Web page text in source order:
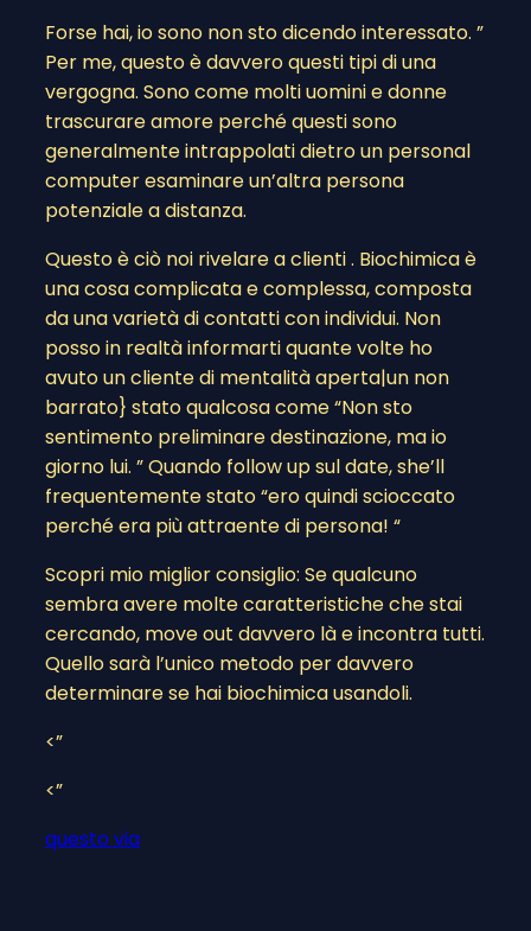
Forse hai, io sono non sto dicendo interessato. ”
Per me, questo è davvero questi tipi di una
vergogna. Sono come molti uomini e donne
trascurare amore perché questi sono
generalmente intrappolati dietro un personal
computer esaminare un’altra persona
potenziale a distanza.
Questo è ciò noi rivelare a clienti . Biochimica è
una cosa complicata e complessa, composta
da una varietà di contatti con individui. Non
posso in realtà informarti quante volte ho
avuto un cliente di mentalità aperta|un non
barrato} stato qualcosa come “Non sto
sentimento preliminare destinazione, ma io
giorno lui. ” Quando follow up sul date, she’ll
frequentemente stato “ero quindi scioccato
perché era più attraente di persona! “
Scopri mio miglior consiglio: Se qualcuno
sembra avere molte caratteristiche che stai
cercando, move out davvero là e incontra tutti.
Quello sarà l’unico metodo per davvero
determinare se hai biochimica usandoli.
<”
<”
questo via